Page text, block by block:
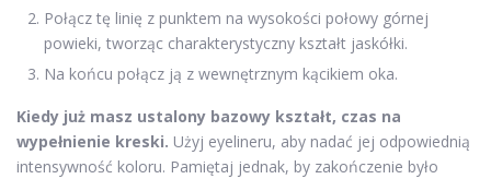
Połącz tę linię z punktem na wysokości połowy górnej
powieki, tworząc charakterystyczny kształt jaskółki.
Na końcu połącz ją z wewnętrznym kącikiem oka.
Kiedy już masz ustalony bazowy kształt, czas na
wypełnienie kreski. Użyj eyelineru, aby nadać jej odpowiednią
intensywność koloru. Pamiętaj jednak, by zakończenie było